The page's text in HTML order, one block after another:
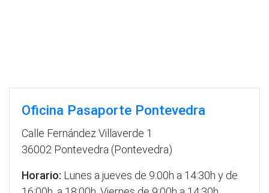
Oficina Pasaporte Pontevedra
Calle Fernández Villaverde 1
36002 Pontevedra (Pontevedra)
Horario: Lunes a jueves de 9:00h a 14:30h y de